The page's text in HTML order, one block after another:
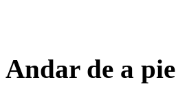
Andar de a pie